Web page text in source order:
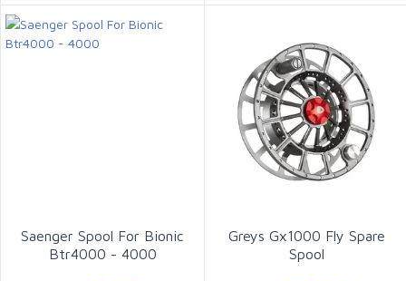
Saenger Spool For Bionic
Btr4000 - 4000
Greys Gx1000 Fly Spare
Spool